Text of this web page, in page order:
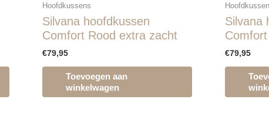
Hoofdkussens
Silvana hoofdkussen
Comfort Rood extra zacht
€79,95
Toevoegen aan
winkelwagen
Silvana
€79,95